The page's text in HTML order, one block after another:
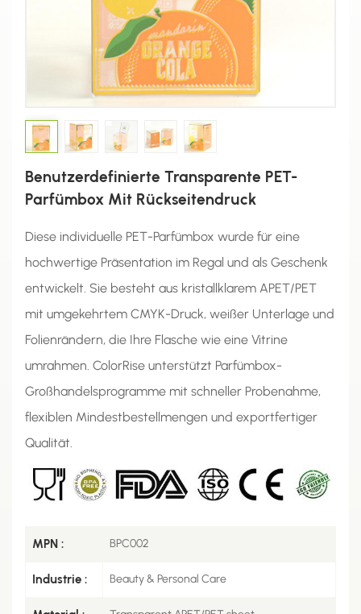
Benutzerdefinierte Transparente PET-
Parfümbox Mit Rückseitendruck
Diese individuelle PET-Parfümbox wurde für eine
hochwertige Präsentation im Regal und als Geschenk
entwickelt. Sie besteht aus kristallklarem APET/PET
mit umgekehrtem CMYK-Druck, weißer Unterlage und
Folienrändern, die Ihre Flasche wie eine Vitrine
umrahmen. ColorRise unterstützt Parfümbox-
Großhandelsprogramme mit schneller Probenahme,
flexiblen Mindestbestellmengen und exportfertiger
Qualität.
MPN : BPC002
Industrie : Beauty & Personal Care